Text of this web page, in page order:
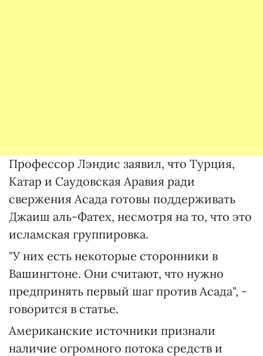
Профессор Лэндис заявил, что Турция,
Катар и Саудовская Аравия ради
свержения Асада готовы поддерживать
Джаиш аль-Фатех, несмотря на то, что это
исламская группировка.
"У них есть некоторые сторонники в
Вашингтоне. Они считают, что нужно
предпринять первый шаг против Асада", -
говорится в статье.
Американские источники признали
наличие огромного потока средств и